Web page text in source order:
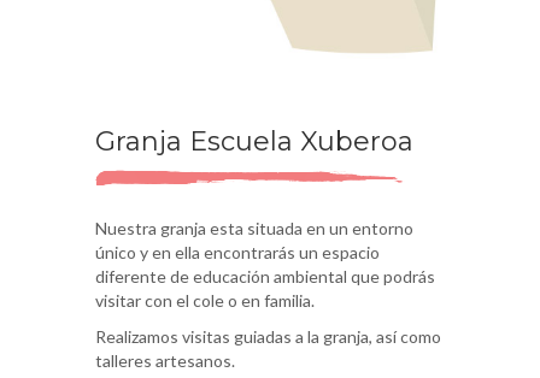
Granja Escuela Xuberoa
Nuestra granja esta situada en un entorno
único y en ella encontrarás un espacio
diferente de educación ambiental que podrás
visitar con el cole o en familia.
Realizamos visitas guiadas a la granja, así como
talleres artesanos.